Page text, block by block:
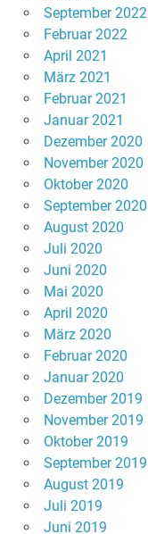
September 2022
Februar 2022
April 2021
März 2021
Februar 2021
Januar 2021
Dezember 2020
November 2020
Oktober 2020
September 2020
August 2020
Juli 2020
Juni 2020
Mai 2020
April 2020
März 2020
Februar 2020
Januar 2020
Dezember 2019
November 2019
Oktober 2019
September 2019
August 2019
Juli 2019
Juni 2019